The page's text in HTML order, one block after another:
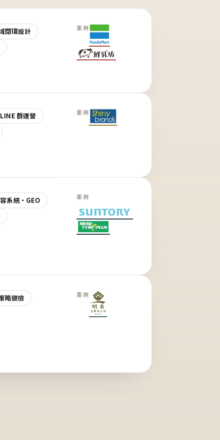
閉環設計
案例
群運營 案例
系統・GEO
案例
略健檢 案例